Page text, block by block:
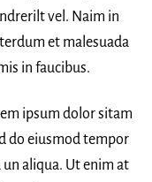
vel. Naim in
et malesuada
in faucibus.
ipsum dolor sitam
do eiusmod tempor
aliqua. Ut enim at